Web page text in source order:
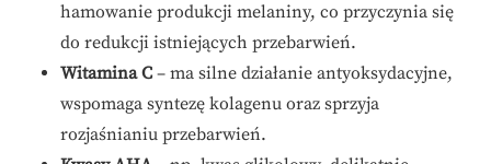
hamowanie produkcji melaniny, co przyczynia się
do redukcji istniejących przebarwień.
Witamina C – ma silne działanie antyoksydacyjne,
wspomaga syntezę kolagenu oraz sprzyja
rozjaśnianiu przebarwień.